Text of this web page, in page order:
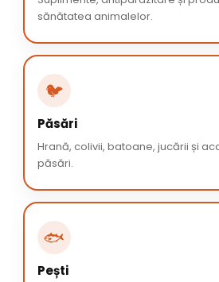
sănătatea animalelor.
🐦
Păsări
Hrană, colivii, batoane, jucării și
păsări.
🐟
Pești